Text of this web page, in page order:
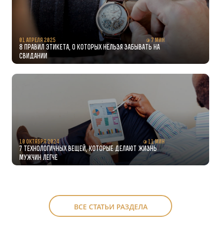
01 апреля 2025 7 мин
8 правил этикета, о которых нельзя забывать на
свидании
10 октября 2024 11 мин
7 технологичных вещей, которые делают жизнь
мужчин легче
ВСЕ СТАТЬИ РАЗДЕЛА